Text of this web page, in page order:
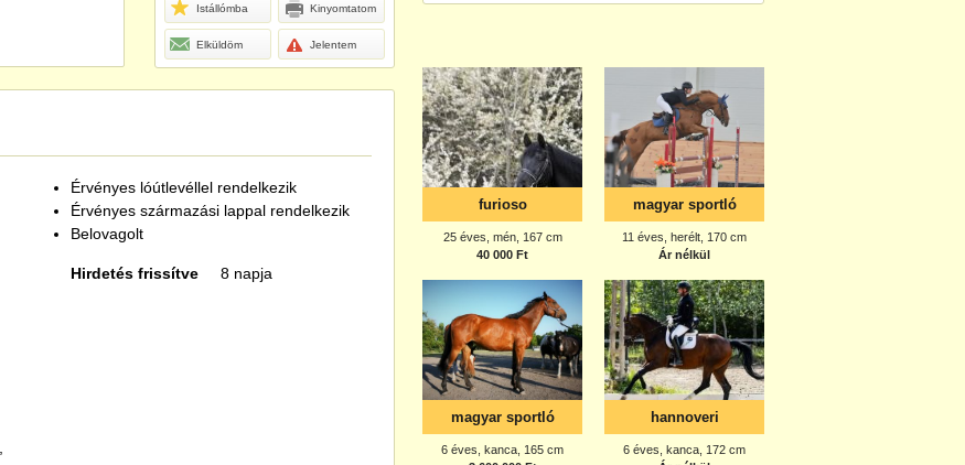
Istállómba Kinyomtatom
Elküldöm Jelentem
Érvényes lóútlevéllel rendelkezik
Érvényes származási lappal rendelkezik
Belovagolt
Hirdetés frissítve 8 napja